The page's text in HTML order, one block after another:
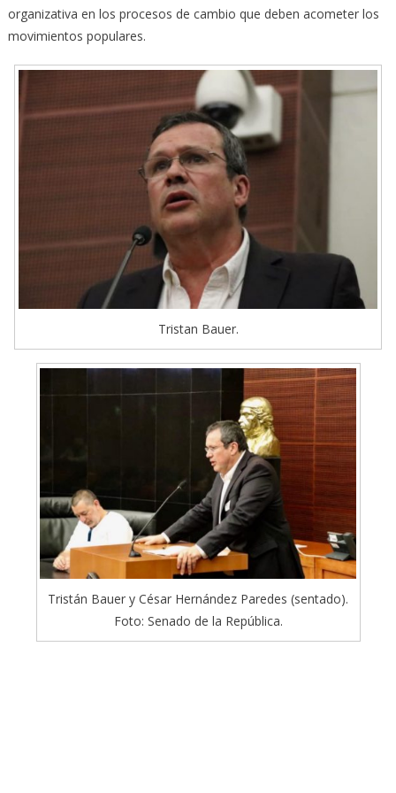
organizativa en los procesos de cambio que deben acometer los
movimientos populares.
Tristan Bauer.
Tristán Bauer y César Hernández Paredes (sentado).
Foto: Senado de la República.